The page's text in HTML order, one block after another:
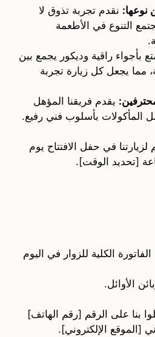
نوعها: نقدم تجربة تذوق لا
التنوع في الأطعمة
بأجواء راقية وديكور يجمع بين
مما يجعل كل زيارة تجربة
يقدم فريقنا المؤهل
بأسلوب فني رفيع.
في حفل الافتتاح يوم
[تحديد الوقت].
الفاتورة الكلية للزوار في اليوم
الأوائل.
بنا على الرقم [رقم الهاتف]
[الموقع الإلكتروني].